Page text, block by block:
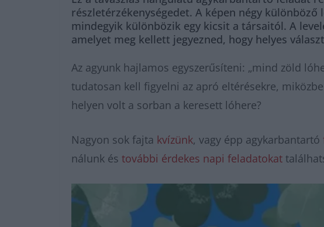
részletérzékenységedet. A képen négy
mindegyik különbözik egy kicsit a társaitól. A
amelyet meg kellett jegyezned, hogy helyes
Az agyunk hajlamos egyszerűsíteni: „mind zöld
tudatosan kell figyelni az apró eltérésekre,
helyen volt a sorban a keresett lóhere?
Nagyon sok fajta kvízünk, vagy épp agykarbantartó
nálunk és további érdekes napi feladatokat